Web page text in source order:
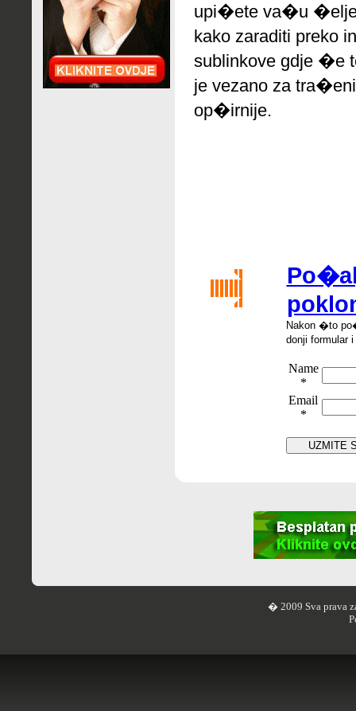
upi�ete va�u
kako zaraditi preko
sublinkove gdje
je vezano za
op�irnije.
Nakon �to po
donji formular
Name
*
Email
*
� 2009 Sva prava